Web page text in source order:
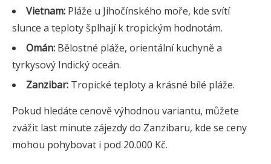
Vietnam: Pláže u Jihočínského moře, kde svítí
slunce a teploty šplhají k tropickým hodnotám.
Omán: Bělostné pláže, orientální kuchyně a
tyrkysový Indický oceán.
Zanzibar: Tropické teploty a krásné bílé pláže.
Pokud hledáte cenově výhodnou variantu, můžete
zvážit last minute zájezdy do Zanzibaru, kde se ceny
mohou pohybovat i pod 20.000 Kč.